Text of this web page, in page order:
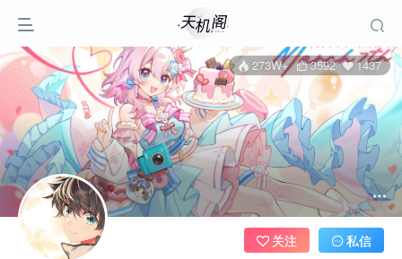
273W+ 3592 1437
关注 私信